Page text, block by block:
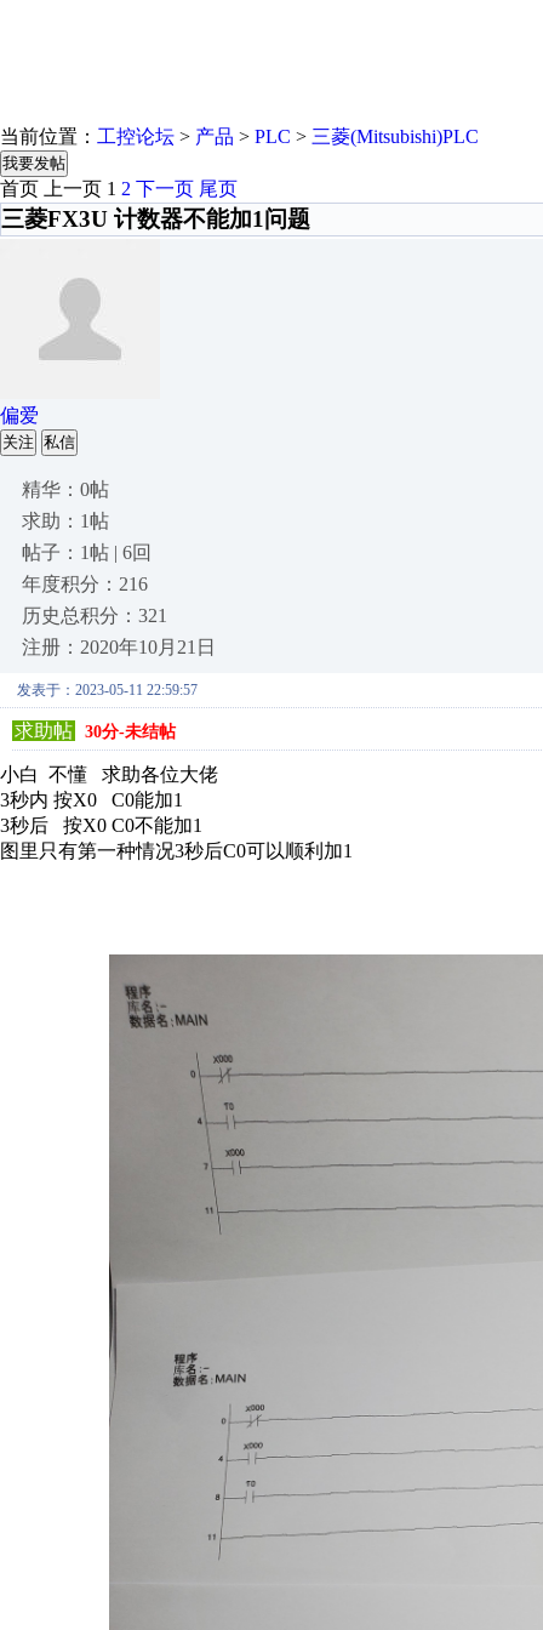
当前位置： 工控论坛 > 产品 > PLC > 三菱(Mitsubishi)PLC
我要发帖
首页 上一页 1 2 下一页 尾页
三菱FX3U 计数器不能加1问题
偏爱
关注 私信
精华：0帖
求助：1帖
帖子：1帖 | 6回
年度积分：216
历史总积分：321
注册：2020年10月21日
发表于：2023-05-11 22:59:57
求助帖 30分-未结帖
小白 不懂 求助各位大佬
3秒内 按X0 C0能加1
3秒后 按X0 C0不能加1
图里只有第一种情况3秒后C0可以顺利加1